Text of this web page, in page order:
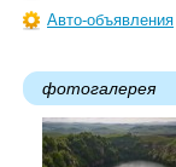
Авто-объявления
фотогалерея